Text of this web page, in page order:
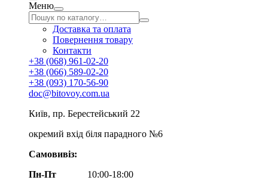
Меню
Доставка та оплата
Повернення товару
Контакти
+38 (068) 961-02-20
+38 (066) 589-02-20
+38 (093) 170-56-90
doc@bitovoy.com.ua
Київ, пр. Берестейський 22
окремий вхід біля парадного №6
Самовивіз:
Пн-Пт
10:00-18:00